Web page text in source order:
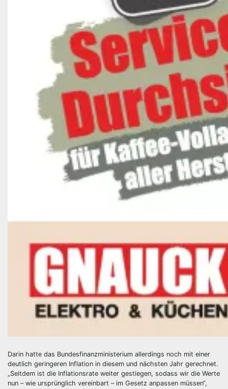
Darin hatte das Bundesfinanzministerium allerdings noch mit einer
deutlich geringeren Inflation in diesem und nächsten Jahr gerechnet.
„Seitdem ist die Inflationsrate weiter gestiegen, sodass wir die Werte
nun – wie ursprünglich vereinbart – im Gesetz anpassen müssen“,